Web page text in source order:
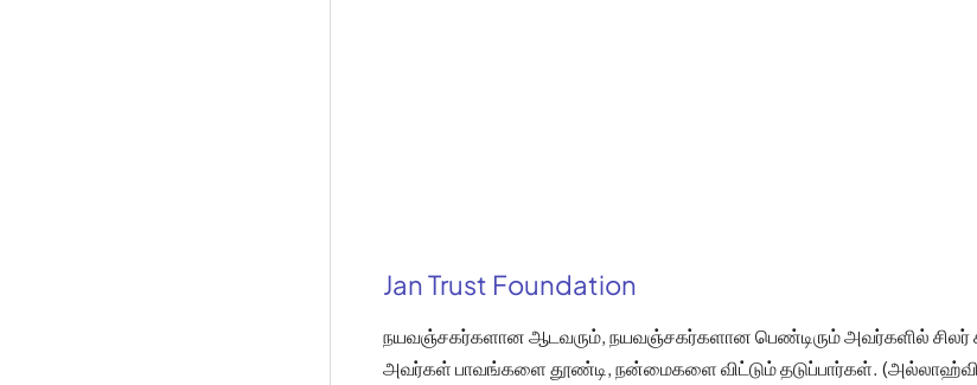
Jan Trust Foundation
நயவஞ்சகர்களான ஆடவரும், நயவஞ்சகர்களான பெண்டிரும் அவர்களில் சிலர்
அவர்கள் பாவங்களை தூண்டி, நன்மைகளை விட்டும் தடுப்பார்கள்.